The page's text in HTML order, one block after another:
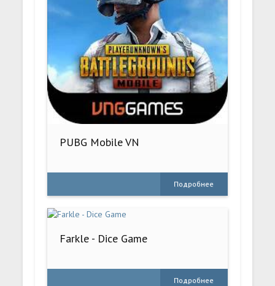
PUBG Mobile VN
Подробнее
Farkle - Dice Game
Подробнее